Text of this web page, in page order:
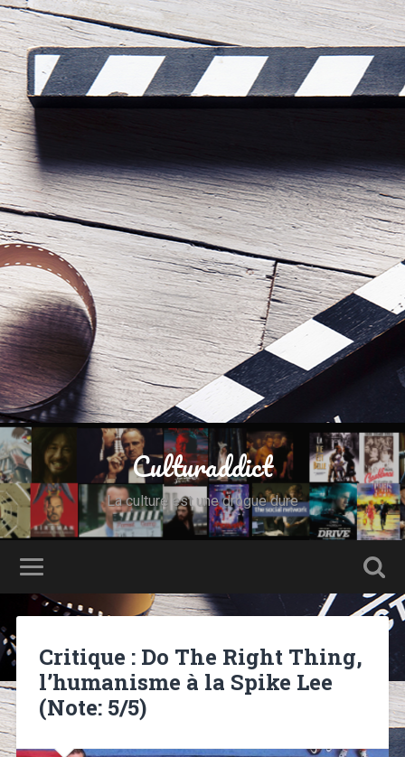
Culturaddict
La culture est une drogue dure
Critique : Do The Right Thing,
l’humanisme à la Spike Lee
(Note: 5/5)